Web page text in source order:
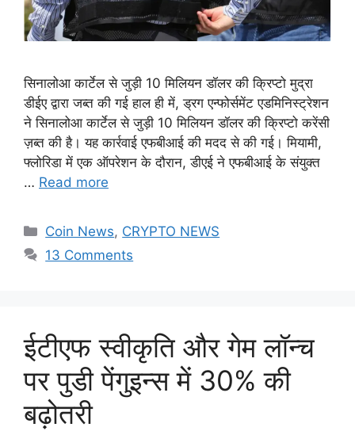
सिनालोआ कार्टेल से जुड़ी 10 मिलियन डॉलर की क्रिप्टो मुद्रा
डीईए द्वारा जब्त की गई हाल ही में, ड्रग एन्फोर्समेंट एडमिनिस्ट्रेशन
ने सिनालोआ कार्टेल से जुड़ी 10 मिलियन डॉलर की क्रिप्टो करेंसी
ज़ब्त की है। यह कार्रवाई एफबीआई की मदद से की गई। मियामी,
फ्लोरिडा में एक ऑपरेशन के दौरान, डीएई ने एफबीआई के संयुक्त
… Read more
Categories
Coin News, CRYPTO NEWS
13 Comments
ईटीएफ स्वीकृति और गेम लॉन्च
पर पुडी पेंगुइन्स में 30% की
बढ़ोतरी